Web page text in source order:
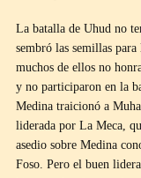
La batalla de Uhud no
sembró las semillas
muchos de ellos no
y no participaron en la
Medina traicionó a
liderada por La Meca,
asedio sobre Medina
Foso. Pero el buen